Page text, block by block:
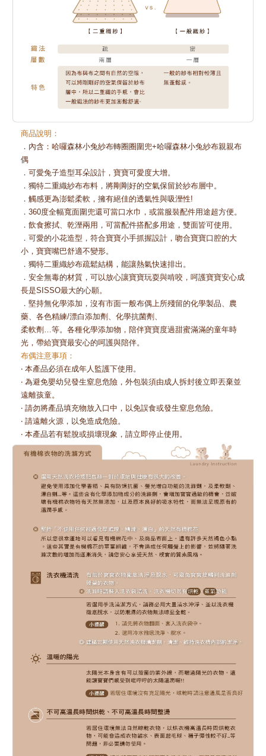
商品說明：
．內含：哈囉森林小兔紗布轉圈圈圍兜+哈囉森林小兔紗布親親布
偶
．可愛兔子造型耳朵設計，寶寶可愛度大增。
．獨特二重織紗布布料，將剛剛好的空氣保留於紗布層中。
．觸感更為澎鬆柔軟，擁有絕佳的透氣性與吸溼性!
．360度全幅寬面圍兜還可當口水巾，或當服裝配件用途超方便。
．飲食擦拭、乾溼兩用，可當配件搭配多用途，雙面皆可使用。
．可愛的小花造型，符合寶寶小手抓握設計，吻合寶寶口腔的大
小，寶寶嘴巴舒適不變形。
．獨特二重織紗布疏鬆結構，能讓熱氣快速排出。
．安全無毒的材質，可以放心讓寶寶玩耍與啃咬，呵護寶寶安心成
長是SISSO最大的心願。
．堅持無化學添加，沒有市面一般布偶上所殘留的化學製品、農
藥、各色精練/漂白添加劑、化學抗菌劑、
柔軟劑…等。各種化學添加物，陪伴寶寶度過甜蜜滿滿的童年時
光，帶給寶寶最安心的呵護與陪伴。
布偶注意事項：
‧ 本產品必須在成年人監護下使用。
‧ 為避免嬰幼兒發生窒息危險，外包裝須由成人拆封後立即丟棄並
遠離孩童。
‧ 請勿將產品填充物放入口中，以免誤食或發生窒息危險。
‧ 請遠離火源，以免造成危險。
‧ 本產品若有鬆脫或損壞現象，請立即停止使用。